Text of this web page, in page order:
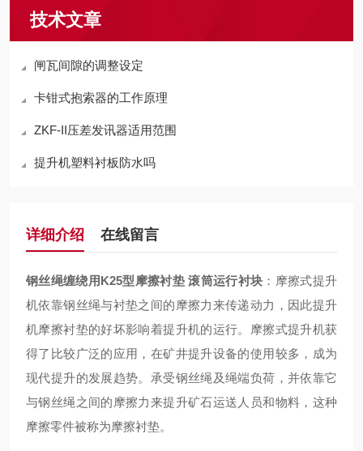
技术文章
闸瓦间隙的调整设定
卡钳式抱索器的工作原理
ZKF-II压差发讯器适用范围
提升机塑料衬板防水吗
详细介绍 在线留言
钢丝绳缠绕用K25型摩擦衬垫 滚筒运行衬块 ： 摩擦式提升
机依靠钢丝绳与衬垫之间的摩擦力来传递动力，因此提升
机摩擦衬垫的好坏影响着提升机的运行。摩擦式提升机获
得了比较广泛的应用， 在矿井提升设备的使用较多 ，成为
现代提升的发展趋势。承受钢丝绳及绳端负荷，并依靠它
与钢丝绳之间的摩擦力来提升矿石运送人员和物料，这种
摩擦零件被称为摩擦衬垫。